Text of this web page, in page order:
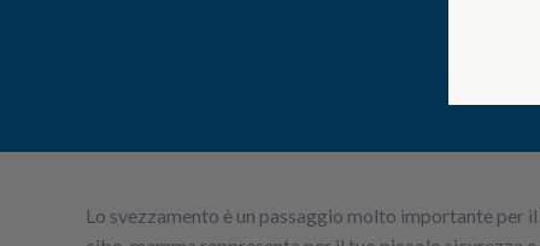
Lo svezzamento è un passaggio molto importante